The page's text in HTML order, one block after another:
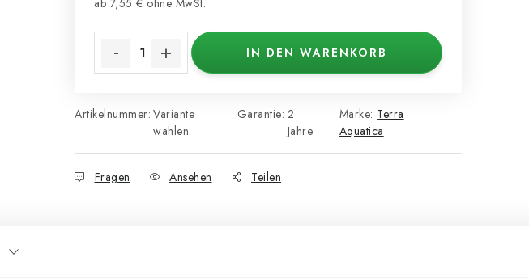
ab 7,55 € ohne MwSt.
IN DEN WARENKORB
Artikelnummer: Variante
wählen
Marke: Terra
Aquatica
Garantie: 2
Jahre
Fragen Ansehen Teilen